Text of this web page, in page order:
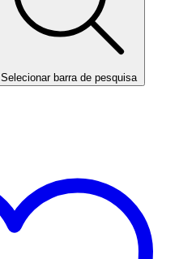
Selecionar barra de pesquisa